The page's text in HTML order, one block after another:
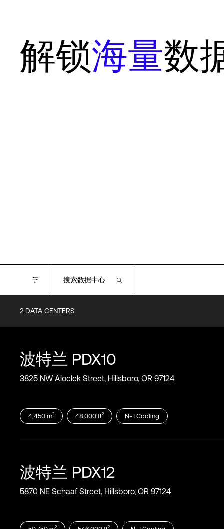
解锁海量数
SOC 3 PCI-DSS
ISO 27001 ISO 27001
2 DATA CENTERS
波特兰 PDX10
3825 NW Aloclek Street, Hillsboro, OR 97124
4,450 m2 48,000 ft2 N+1 Cooling
波特兰 PDX12
5870 NE Schaaf Street, Hillsboro, OR 97124
2 2